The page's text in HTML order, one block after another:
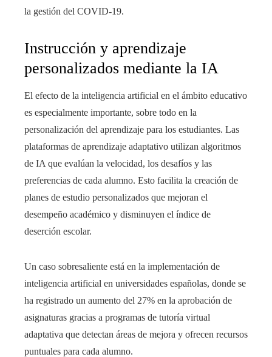
la gestión del COVID-19.
Instrucción y aprendizaje
personalizados mediante la IA
El efecto de la inteligencia artificial en el ámbito educativo
es especialmente importante, sobre todo en la
personalización del aprendizaje para los estudiantes. Las
plataformas de aprendizaje adaptativo utilizan algoritmos
de IA que evalúan la velocidad, los desafíos y las
preferencias de cada alumno. Esto facilita la creación de
planes de estudio personalizados que mejoran el
desempeño académico y disminuyen el índice de
deserción escolar.
Un caso sobresaliente está en la implementación de
inteligencia artificial en universidades españolas, donde se
ha registrado un aumento del 27% en la aprobación de
asignaturas gracias a programas de tutoría virtual
adaptativa que detectan áreas de mejora y ofrecen recursos
puntuales para cada alumno.